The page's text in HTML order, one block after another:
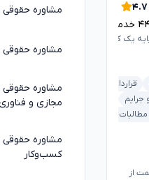
۴.۷
خدمت ارائه شده موفق
یک کانون وکلای دادگستری
قرارداد و تعهدات
جرایم
از
تومان
مشاوره حقوقی
مشاوره حقوقی
مشاوره
مجازی و فناوری
مشاوره
کسب‌وکار